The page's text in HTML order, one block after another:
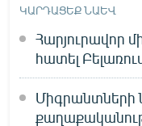
ԿԱՐԴԱՑԵՔ ՆԱԵՎ
Հարյուրավոր
հատել
Միգրանտների